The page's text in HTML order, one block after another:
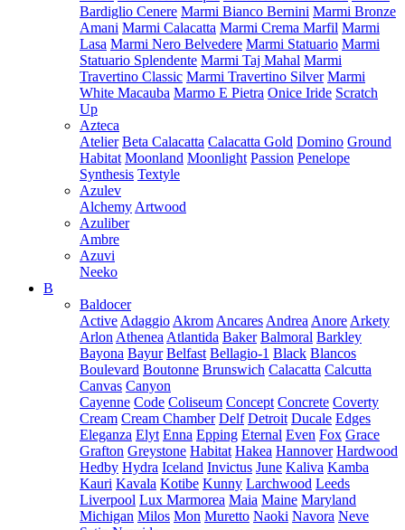
Bardiglio Cenere Marmi Bianco Bernini Marmi Bronze
Amani Marmi Calacatta Marmi Crema Marfil Marmi
Lasa Marmi Nero Belvedere Marmi Statuario Marmi
Statuario Splendente Marmi Taj Mahal Marmi
Travertino Classic Marmi Travertino Silver Marmi
White Macauba Marmo E Pietra Onice Iride Scratch
Up
Azteca
Atelier Beta Calacatta Calacatta Gold Domino Ground
Habitat Moonland Moonlight Passion Penelope
Synthesis Textyle
Azulev
Alchemy Artwood
Azuliber
Ambre
Azuvi
Neeko
B
Baldocer
Active Adaggio Akrom Ancares Andrea Anore Arkety
Arlon Athenea Atlantida Baker Balmoral Barkley
Bayona Bayur Belfast Bellagio-1 Black Blancos
Boulevard Boutonne Brunswich Calacatta Calcutta
Canvas Canyon
Cayenne Code Coliseum Concept Concrete Coverty
Cream Cream Chamber Delf Detroit Ducale Edges
Eleganza Elyt Enna Epping Eternal Even Fox Grace
Grafton Greystone Habitat Hakea Hannover Hardwood
Hedby Hydra Iceland Invictus June Kaliva Kamba
Kauri Kavala Kotibe Kunny Larchwood Leeds
Liverpool Lux Marmorea Maia Maine Maryland
Michigan Milos Mon Muretto Naoki Navora Neve